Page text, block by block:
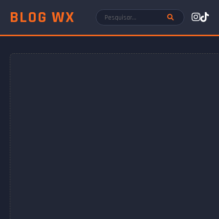
BLOG WX